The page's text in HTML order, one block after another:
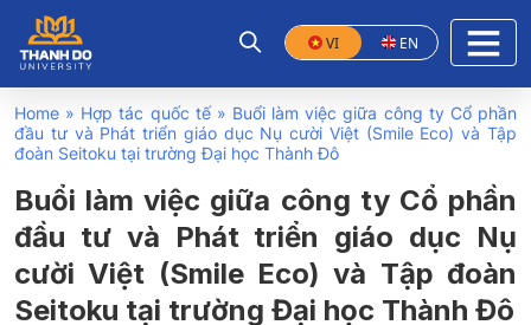
VI EN
Home » Hợp tác quốc tế» Buổi làm việc giữa công ty Cổ phần
đầu tư và Phát triển giáo dục Nụ cười Việt (Smile Eco) và Tập
đoàn Seitoku tại trường Đại học Thành Đô
Buổi làm việc giữa công ty Cổ phần
đầu tư và Phát triển giáo dục Nụ
cười Việt (Smile Eco) và Tập đoàn
Seitoku tại trường Đại học Thành Đô